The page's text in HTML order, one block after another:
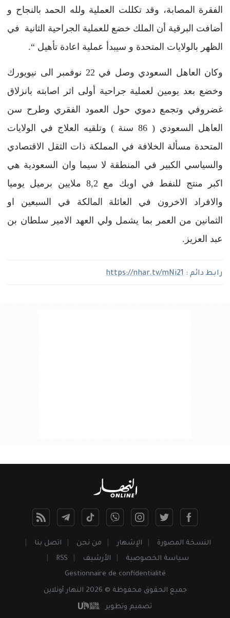
الفقرة المصابة، وقد تكللت العملية ولله الحمد بالنجاح و
أضافت البرقية أن الملك خضع للعملية الجراحية الثانية في
الظهر بالولايات المتحدة و سيبدأ عملية اعادة تأهيل “.
وكان العاهل السعودي وصل في 22 نوفمبر الى نيويورك
وخضع بعد يومين لعملية جراحية أولى اثر اصابته بانزلاق
غضروفي وتجمع دموي حول العمود الفقري وطرح سن
العاهل السعودي ( 86 سنة ) وتلقيه العلاج في الولايات
المتحدة مسألة الخلافة في المملكة ذات الثقل الاقتصادي
والسياسي الكبير في المنطقة لا سيما وان السعودية هي
اكبر منتج للنفط في اوبك مع 8,2 ملايين برميل يوميا
والافراد الاخرون في العائلة المالكة في السبعين او
الثمانين من العمر بما يشمل ولي العهد الامير سلطان بن
عبد العزيز.
رابط دائم : https://nhar.tv/mNi21
النسخة المصورة الإشهار من نحن
اتصل بنا
سياسة الخصوصية
الأرشيف
RSS
Gestionnaire de confidentialité
جميع الحقوق محفوظة © 2026 النهار أونلاين
تصميم وتطوير